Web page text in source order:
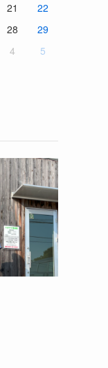
21
22
28
29
4 5